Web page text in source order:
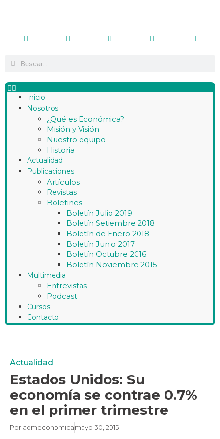
Inicio
Nosotros
¿Qué es Económica?
Misión y Visión
Nuestro equipo
Historia
Actualidad
Publicaciones
Artículos
Revistas
Boletines
Boletín Julio 2019
Boletín Setiembre 2018
Boletín de Enero 2018
Boletín Junio 2017
Boletín Octubre 2016
Boletín Noviembre 2015
Multimedia
Entrevistas
Podcast
Cursos
Contacto
Actualidad
Estados Unidos: Su
economía se contrae 0.7%
en el primer trimestre
Por admeconomicamayo 30, 2015